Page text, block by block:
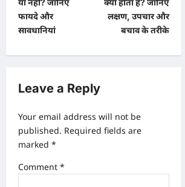
t
n
a
i
g
a
t
i
फायदे और
सावधानियां
लक्षण, उपचार और
बचाव के तरीके
Leave a Reply
Your email address will not be
published. Required fields are
marked *
Comment *